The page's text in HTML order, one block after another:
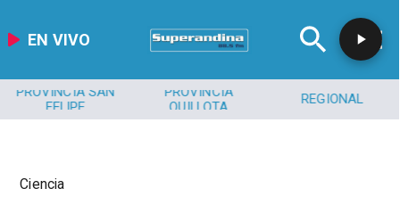
EN VIVO
PROVINCIA SAN
FELIPE
PROVINCIA
QUILLOTA
REGIONAL
Ciencia